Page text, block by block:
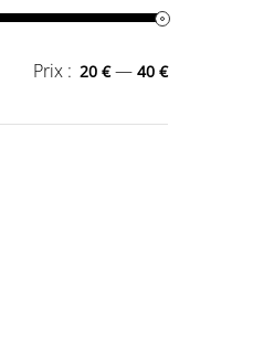
Prix : 20 €— 40 €